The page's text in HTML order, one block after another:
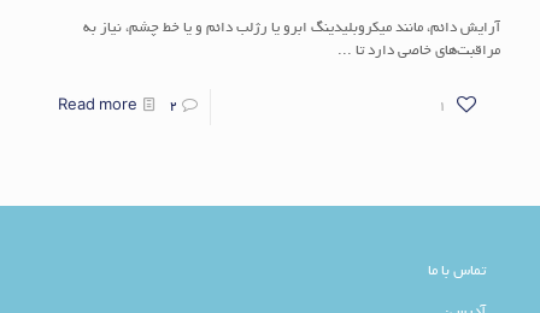
آرایش دائم، مانند میکروبلیدینگ ابرو یا رژلب دائم و یا خط چشم، نیاز به
مراقبت‌های خاصی دارد تا ...
1
2
Read more
تماس با ما